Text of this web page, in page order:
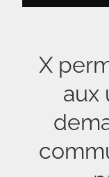
X
aux